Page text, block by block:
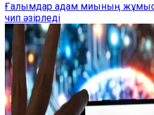
Ғалымдар адам миының
чип әзірледі